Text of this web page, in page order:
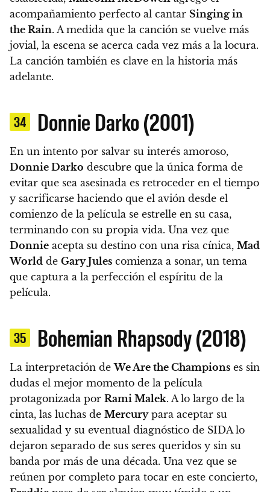
acompañamiento perfecto al cantar Singing in
the Rain. A medida que la canción se vuelve más
jovial, la escena se acerca cada vez más a la locura.
La canción también es clave en la historia más
adelante.
34 Donnie Darko (2001)
En un intento por salvar su interés amoroso,
Donnie Darko descubre que la única forma de
evitar que sea asesinada es retroceder en el tiempo
y sacrificarse haciendo que el avión desde el
comienzo de la película se estrelle en su casa,
terminando con su propia vida. Una vez que
Donnie acepta su destino con una risa cínica, Mad
World de Gary Jules comienza a sonar, un tema
que captura a la perfección el espíritu de la
película.
35 Bohemian Rhapsody (2018)
La interpretación deWe Are the Champions es sin
dudas el mejor momento de la película
protagonizada por Rami Malek. A lo largo de la
cinta, las luchas de Mercurypara aceptar su
sexualidad y su eventual diagnóstico de SIDA lo
dejaron separado de sus seres queridos y sin su
banda por más de una década. Una vez que se
reúnen por completo para tocar en este concierto,